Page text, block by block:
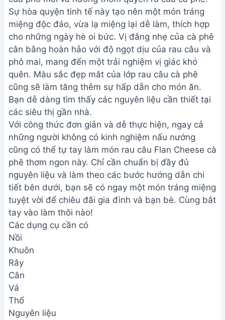
Sự hòa quyện tinh tế này tạo nên một món tráng
miệng độc đáo, vừa lạ miệng lại dễ làm, thích hợp
cho những ngày hè oi bức. Vị đắng nhẹ của cà phê
cân bằng hoàn hảo với độ ngọt dịu của rau câu và
phô mai, mang đến một trải nghiệm vị giác khó
quên. Màu sắc đẹp mắt của lớp rau câu cà phê
cũng sẽ làm tăng thêm sự hấp dẫn cho món ăn.
Bạn dễ dàng tìm thấy các nguyên liệu cần thiết tại
các siêu thị gần nhà.
Với công thức đơn giản và dễ thực hiện, ngay cả
những người không có kinh nghiệm nấu nướng
cũng có thể tự tay làm món rau câu Flan Cheese cà
phê thơm ngon này. Chỉ cần chuẩn bị đầy đủ
nguyên liệu và làm theo các bước hướng dẫn chi
tiết bên dưới, bạn sẽ có ngay một món tráng miệng
tuyệt vời để chiêu đãi gia đình và bạn bè. Cùng bắt
tay vào làm thôi nào!
Các dụng cụ cần có
Nồi
Khuôn
Rây
Cân
Vá
Thố
Nguyên liệu